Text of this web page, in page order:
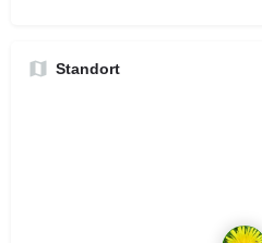
Standort